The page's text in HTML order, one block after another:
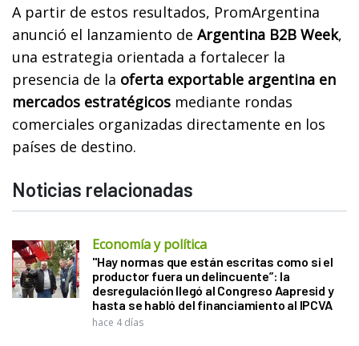
A partir de estos resultados, PromArgentina
anunció el lanzamiento de Argentina B2B Week,
una estrategia orientada a fortalecer la
presencia de la oferta exportable argentina en
mercados estratégicos mediante rondas
comerciales organizadas directamente en los
países de destino.
Noticias relacionadas
Economía y política
"Hay normas que están escritas como si el
productor fuera un delincuente”: la
desregulación llegó al Congreso Aapresid y
hasta se habló del financiamiento al IPCVA
hace 4 días